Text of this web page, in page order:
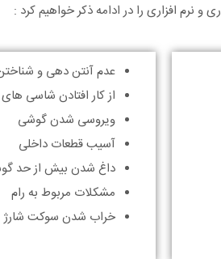
افزاری را در ادامه ذکر خواهیم کرد :
عدم آنتن دهی و
از کار افتادن شاسی
ویروسی شدن گوشی
آسیب قطعات داخلی
داغ شدن بیش از حد
مشکلات مربوط به رام
خراب شدن سوکت